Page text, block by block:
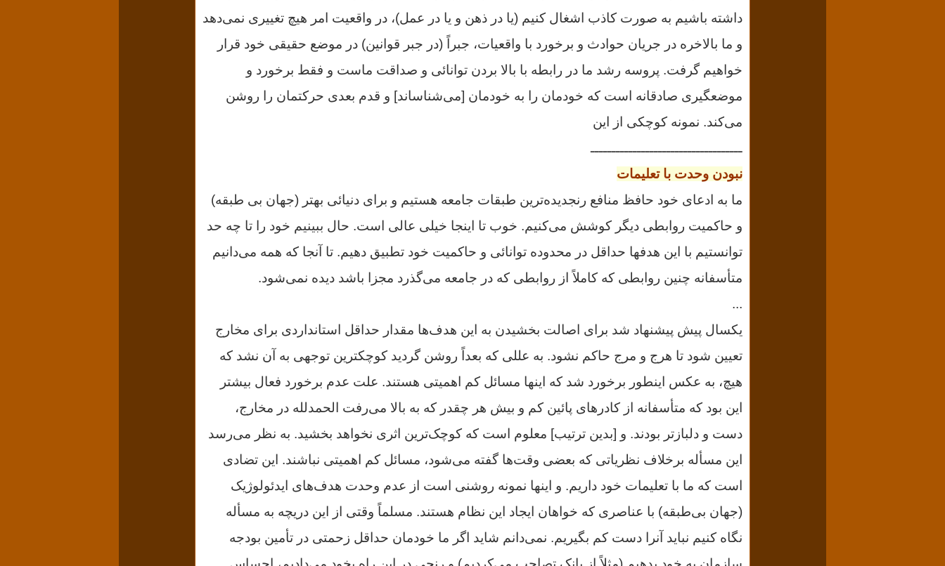
داشته باشیم به صورت کاذب اشغال کنیم (یا در ذهن و یا در عمل)، در واقعیت امر هیچ تغییرى نمی‌دهد
و ما بالاخره در جریان حوادث و برخورد با واقعیات، جبراً (در جبر قوانین) در موضع حقیقى خود قرار
خواهیم گرفت. پروسه رشد ما در رابطه با بالا بردن توانائى و صداقت ماست و فقط برخورد و
موضعگیرى صادقانه است که خودمان را به خودمان [مى‌شناساند] و قدم بعدى حرکتمان را روشن
می‌کند. نمونه کوچکى از این
ــــــــــــــــــــــــــــــــــــ
نبودن وحدت با تعلیمات
ما به ادعاى خود حافظ منافع رنجدیده‌ترین طبقات جامعه هستیم و براى دنیائى بهتر (جهان بى طبقه)
و حاکمیت روابطى دیگر کوشش می‌کنیم. خوب تا اینجا خیلى عالى است. حال ببینیم خود را تا چه حد
توانستیم با این هدفها حداقل در محدوده توانائى و حاکمیت خود تطبیق دهیم. تا آنجا که همه می‌دانیم
متأسفانه چنین روابطى که کاملاً از روابطى که در جامعه می‌گذرد مجزا باشد دیده نمی‌شود.
...
یکسال پیش پیشنهاد شد براى اصالت بخشیدن به این هدف‌ها مقدار حداقل استانداردى براى مخارج
تعیین شود تا هرج و مرج حاکم نشود. به عللى که بعداً روشن گردید کوچکترین توجهى به آن نشد که
هیچ، به عکس اینطور برخورد شد که اینها مسائل کم اهمیتى هستند. علت عدم برخورد فعال بیشتر
این بود که متأسفانه از کادرهاى پائین کم و بیش هر چقدر که به بالا می‌رفت الحمدلله در مخارج،
دست و دلبازتر بودند. و [بدین ترتیب] معلوم است که کوچک‌ترین اثرى نخواهد بخشید. به نظر می‌رسد
این مسأله برخلاف نظریاتى که بعضى وقت‌ها گفته می‌شود، مسائل کم اهمیتى نباشند. این تضادى
است که ما با تعلیمات خود داریم. و اینها نمونه روشنى است از عدم وحدت هدف‌هاى ایدئولوژیک
(جهان بى‌طبقه) با عناصرى که خواهان ایجاد این نظام هستند. مسلماً وقتى از این دریچه به مسأله
نگاه کنیم نباید آنرا دست کم بگیریم. نمی‌دانم شاید اگر ما خودمان حداقل زحمتى در تأمین بودجه